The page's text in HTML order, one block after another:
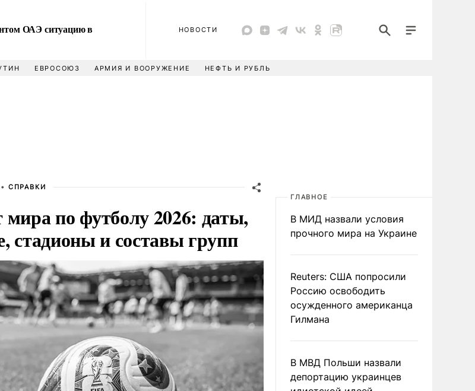
ОАЭ ситуацию в
НОВОСТИ
ЕВРОСОЮЗ АРМИЯ И ВООРУЖЕНИЕ НЕФТЬ И РУБЛЬ
СПРАВКИ
по футболу 2026: даты,
стадионы и составы групп
ГЛАВНОЕ
В МИД назвали условия
прочного мира на Украине
Reuters: США попросили
Россию освободить
осужденного американца
Гилмана
В МВД Польши назвали
депортацию украинцев